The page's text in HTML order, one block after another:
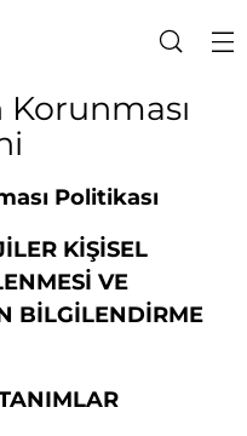
Politikası
KİŞİSEL
VE
BİLGİLENDİRME